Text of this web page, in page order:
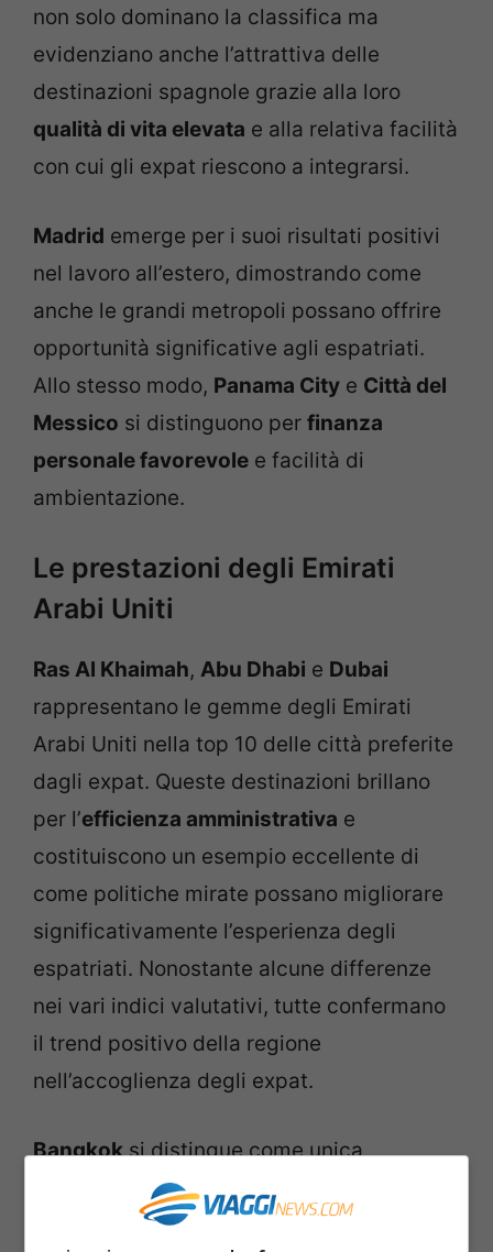
non solo dominano la classifica ma
evidenziano anche l’attrattiva delle
destinazioni spagnole grazie alla loro
qualità di vita elevata e alla relativa facilità
con cui gli expat riescono a integrarsi.
Madrid emerge per i suoi risultati positivi
nel lavoro all’estero, dimostrando come
anche le grandi metropoli possano offrire
opportunità significative agli espatriati.
Allo stesso modo, Panama City e Città del
Messico si distinguono per finanza
personale favorevole e facilità di
ambientazione.
Le prestazioni degli Emirati
Arabi Uniti
Ras Al Khaimah, Abu Dhabi e Dubai
rappresentano le gemme degli Emirati
Arabi Uniti nella top 10 delle città preferite
dagli expat. Queste destinazioni brillano
per l’efficienza amministrativa e
costituiscono un esempio eccellente di
come politiche mirate possano migliorare
significativamente l’esperienza degli
espatriati. Nonostante alcune differenze
nei vari indici valutativi, tutte confermano
il trend positivo della regione
nell’accoglienza degli expat.
Bangkoksi distingue come unica
rappresentante asiatica nella top ten
grazie al suobasso costo della vita